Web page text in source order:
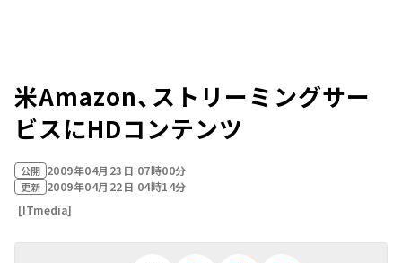
米Amazon、ストリーミングサー
ビスにHDコンテンツ
公開 2009年04月23日 07時00分
更新 2009年04月22日 04時14分
[ITmedia]